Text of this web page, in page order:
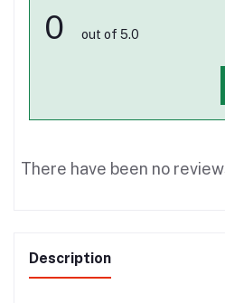
0 out of 5.0
There have been no
Description